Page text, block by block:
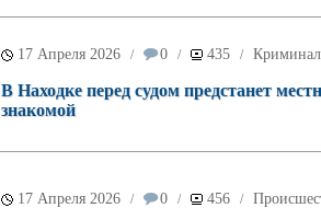
17 Апреля 2026 / 0 / 435 / Криминал
В Находке перед судом предстанет
знакомой
17 Апреля 2026 / 0 / 456 /